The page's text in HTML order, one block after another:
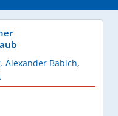
Alexander Babich,